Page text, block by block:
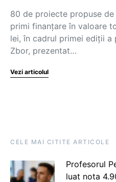
80 de proiecte propuse
primi finanțare în valoare
lei, în cadrul primei ediții a
Zbor, prezentat…
Vezi articolul
CELE MAI CITITE ARTICOLE
Profesorul
luat nota